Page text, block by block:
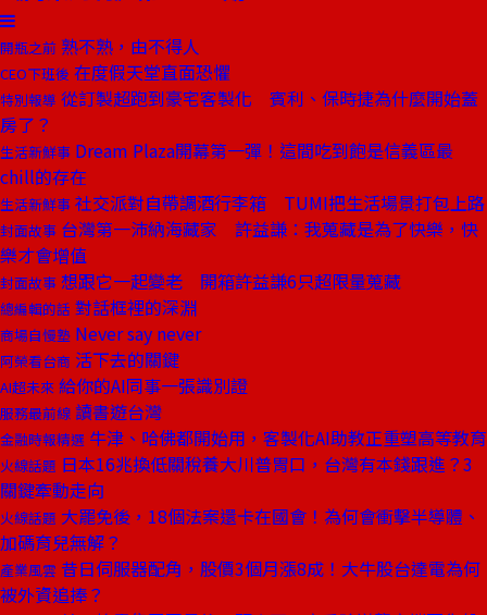
開瓶之前 熟不熟，由不得人
CEO下班後 在度假天堂直面恐懼
特別報導 從訂製超跑到豪宅客製化 賓利、保時捷為什麼開始蓋
房了？
生活新鮮事 Dream Plaza開幕第一彈！這間吃到飽是信義區最
chill的存在
生活新鮮事 社交派對自帶調酒行李箱 TUMI把生活場景打包上路
封面故事 台灣第一沛納海藏家 許益謙：我蒐藏是為了快樂，快
樂才會增值
封面故事 想跟它一起變老 開箱許益謙6只超限量蒐藏
總編輯的話 對話框裡的深淵
商場自慢塾 Never say never
阿榮看台商 活下去的關鍵
AI超未來 給你的AI同事一張識別證
服務最前線 讀書遊台灣
金融時報精選 牛津、哈佛都開始用，客製化AI助教正重塑高等教育
火線話題 日本16兆換低關稅養大川普胃口，台灣有本錢跟進？3
關鍵牽動走向
火線話題 大罷免後，18個法案還卡在國會！為何會衝擊半導體、
加碼育兒無解？
產業風雲 昔日伺服器配角，股價3個月漲8成！大牛股台達電為何
被外資追捧？